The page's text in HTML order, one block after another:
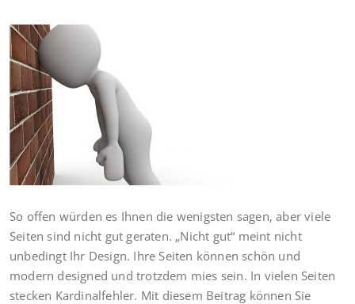
So offen würden es Ihnen die wenigsten sagen, aber viele
Seiten sind nicht gut geraten. „Nicht gut“ meint nicht
unbedingt Ihr Design. Ihre Seiten können schön und
modern designed und trotzdem mies sein. In vielen Seiten
stecken Kardinalfehler. Mit diesem Beitrag können Sie